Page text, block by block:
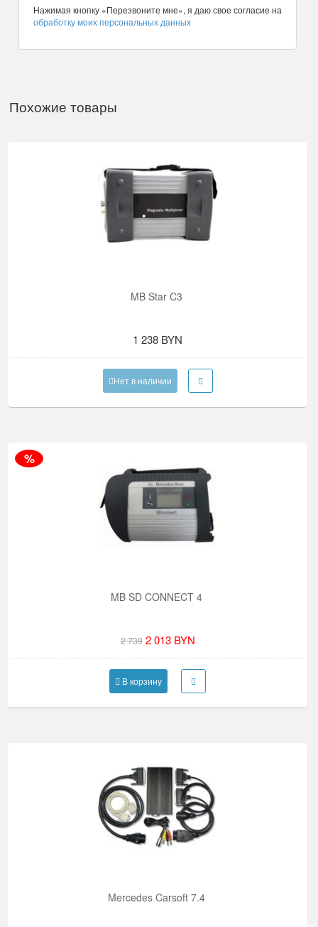
Нажимая кнопку «Перезвоните мне», я даю свое согласие на
обработку моих персональных данных
Похожие товары
MB Star C3
1 238 BYN
Нет в наличии
%
MB SD CONNECT 4
2 739 2 013 BYN
В корзину
Mercedes Carsoft 7.4